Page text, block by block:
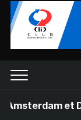
et DHL